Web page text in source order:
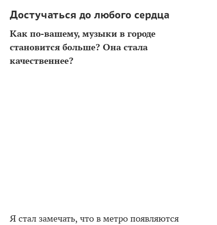
Достучаться до любого сердца
Как по-вашему, музыки в городе
становится больше? Она стала
качественнее?
Я стал замечать, что в метро появляются